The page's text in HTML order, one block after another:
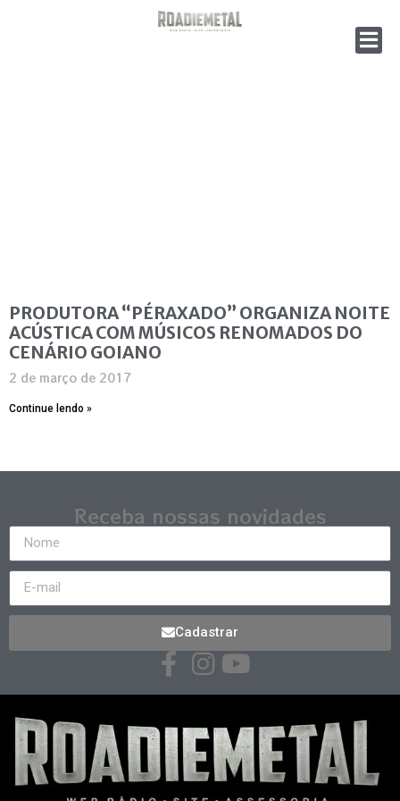
PRODUTORA “PÉRAXADO” ORGANIZA NOITE
ACÚSTICA COM MÚSICOS RENOMADOS DO
CENÁRIO GOIANO
2 de março de 2017
Continue lendo »
Receba nossas novidades
Cadastrar